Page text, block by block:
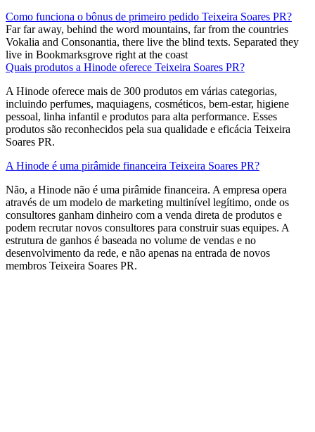
Como funciona o bônus de primeiro pedido Teixeira Soares PR?
Far far away, behind the word mountains, far from the countries
Vokalia and Consonantia, there live the blind texts. Separated they
live in Bookmarksgrove right at the coast
Quais produtos a Hinode oferece Teixeira Soares PR?
A Hinode oferece mais de 300 produtos em várias categorias,
incluindo perfumes, maquiagens, cosméticos, bem-estar, higiene
pessoal, linha infantil e produtos para alta performance. Esses
produtos são reconhecidos pela sua qualidade e eficácia Teixeira
Soares PR.
A Hinode é uma pirâmide financeira Teixeira Soares PR?
Não, a Hinode não é uma pirâmide financeira. A empresa opera
através de um modelo de marketing multinível legítimo, onde os
consultores ganham dinheiro com a venda direta de produtos e
podem recrutar novos consultores para construir suas equipes. A
estrutura de ganhos é baseada no volume de vendas e no
desenvolvimento da rede, e não apenas na entrada de novos
membros​ Teixeira Soares PR.